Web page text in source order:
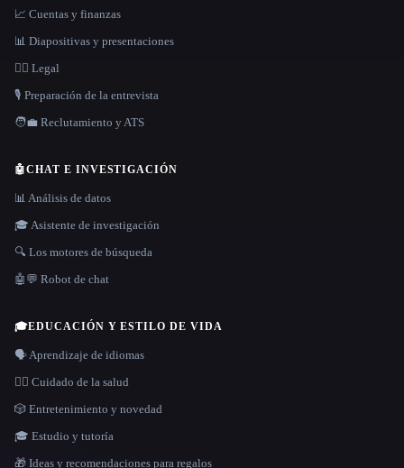
📈 Cuentas y finanzas
📊 Diapositivas y presentaciones
👩‍⚖️ Legal
🎙️ Preparación de la entrevista
🧑‍💼 Reclutamiento y ATS
🤖CHAT E INVESTIGACIÓN
📊 Análisis de datos
🎓 Asistente de investigación
🔍 Los motores de búsqueda
🤖💬 Robot de chat
🎓EDUCACIÓN Y ESTILO DE VIDA
🗣️ Aprendizaje de idiomas
👩‍⚕️ Cuidado de la salud
🎲 Entretenimiento y novedad
🎓 Estudio y tutoría
🎁 Ideas y recomendaciones para regalos